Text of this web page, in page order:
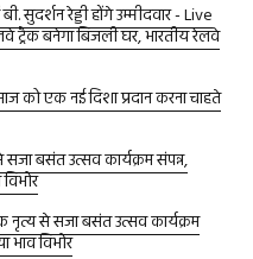
सुदर्शन रेड्डी होंगे उम्मीदवार - Live
ट्रैक बनेगा बिजली घर, भारतीय रेलवे
को एक नई दिशा प्रदान करना चाहते
बसंत उत्सव कार्यक्रम संपन्न,
से सजा बसंत उत्सव कार्यक्रम
भाव विभोर